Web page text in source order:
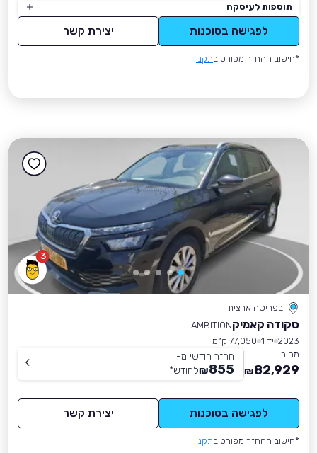
תוספות לעיסקה
לפגישה בסוכנות יצירת קשר
*חישוב ההחזר מפורט בתקנון
3
בפריסה ארצית
סקודה קאמיקAMBITION
2023 יד 1
77,050 ק״מ
מחיר
82,929
₪
החזר חודשי מ-
855
₪לחודש*
לפגישה בסוכנות יצירת קשר
*חישוב ההחזר מפורט בתקנון